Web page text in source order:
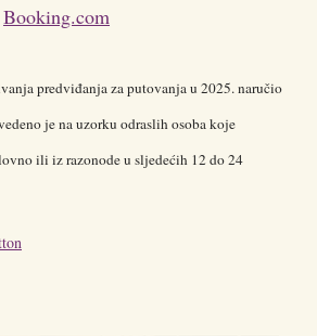
Booking.com
predviđanja za putovanja u 2025. naručio
je na uzorku odraslih osoba koje
ili iz razonode u sljedećih 12 do 24